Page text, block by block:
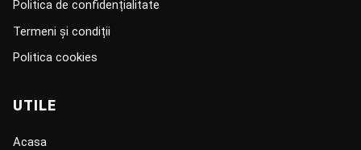
Politica de confidențialitate
Termeni și condiții
Politica cookies
UTILE
Acasa